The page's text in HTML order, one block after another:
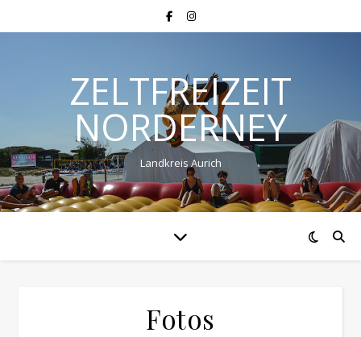
ZELTFREIZEIT
NORDERNEY
Landkreis Aurich
Fotos